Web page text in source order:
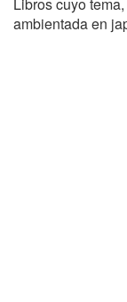
ambientada en